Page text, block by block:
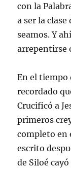
con la
a ser la clase
seamos. Y
arrepentirse
En el tiempo
recordado
Crucificó a
primeros
completo en
escrito
de Siloé